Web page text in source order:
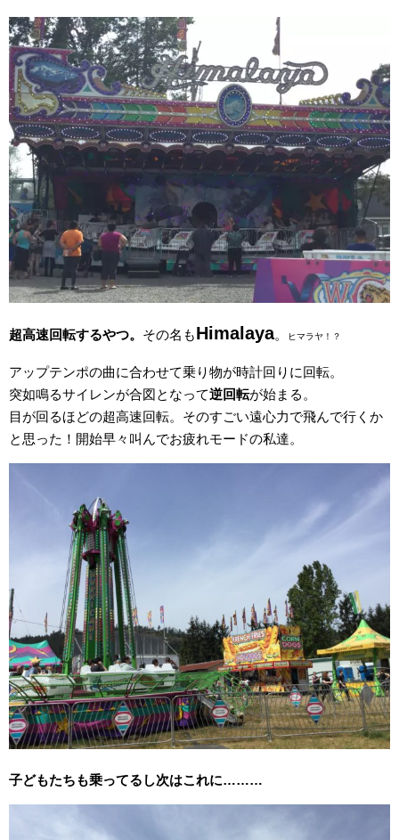
超高速回転するやつ。 その名もHimalaya。 ヒマラヤ！？
アップテンポの曲に合わせて乗り物が時計回りに回転。
突如鳴るサイレンが合図となって逆回転が始まる。
目が回るほどの超高速回転。そのすごい遠心力で飛んで行くか
と思った！開始早々叫んでお疲れモードの私達。
子どもたちも乗ってるし次はこれに………